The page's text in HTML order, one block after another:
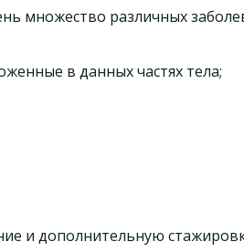
множество различных
в данных частях тела;
и дополнительную